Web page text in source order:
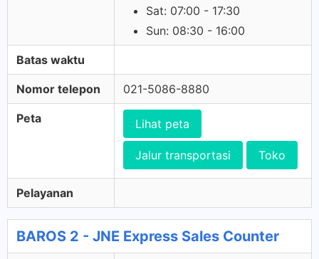
Sat: 07:00 - 17:30
Sun: 08:30 - 16:00
Batas waktu
Nomor telepon 021-5086-8880
Peta Lihat peta
Jalur transportasi Toko
Pelayanan
BAROS 2 - JNE Express Sales Counter